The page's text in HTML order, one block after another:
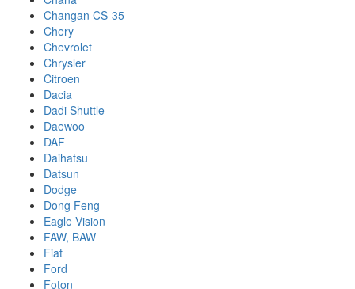
Changan CS-35
Chery
Chevrolet
Chrysler
Citroen
Dacia
Dadi Shuttle
Daewoo
DAF
Daihatsu
Datsun
Dodge
Dong Feng
Eagle Vision
FAW, BAW
Fiat
Ford
Foton